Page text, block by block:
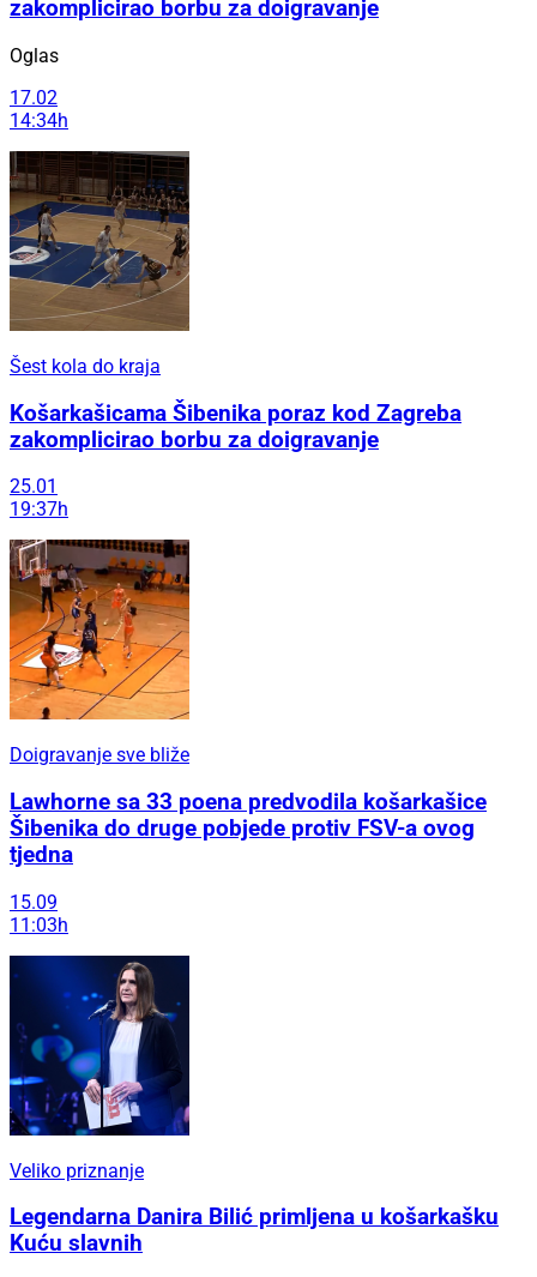
zakomplicirao borbu za doigravanje
Oglas
17.02
14:34h
Šest kola do kraja
Košarkašicama Šibenika poraz kod Zagreba
zakomplicirao borbu za doigravanje
25.01
19:37h
Doigravanje sve bliže
Lawhorne sa 33 poena predvodila košarkašice
Šibenika do druge pobjede protiv FSV-a ovog
tjedna
15.09
11:03h
Veliko priznanje
Legendarna Danira Bilić primljena u košarkašku
Kuću slavnih